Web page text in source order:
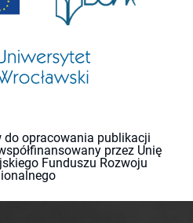
do opracowania publikacji
przez Unię
Funduszu Rozwoju